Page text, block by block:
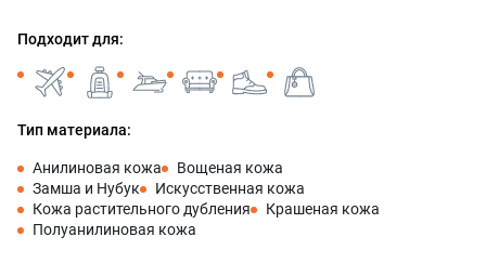
Подходит для:
Тип материала:
Анилиновая кожа
Вощеная кожа
Замша и Нубук
Искусственная кожа
Кожа растительного дубления
Крашеная кожа
Полуанилиновая кожа